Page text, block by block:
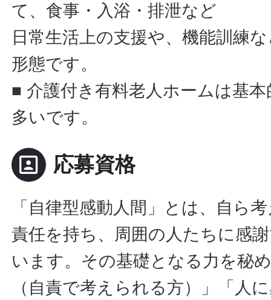
て、食事・入浴・排泄など
日常生活上の支援や、機能訓練
形態です。
■ 介護付き有料老人ホームは基
多いです。
portrait 応募資格
「自律型感動人間」とは、自ら
責任を持ち、周囲の人たちに感
います。その基礎となる力を秘
（自責で考えられる方）」「人